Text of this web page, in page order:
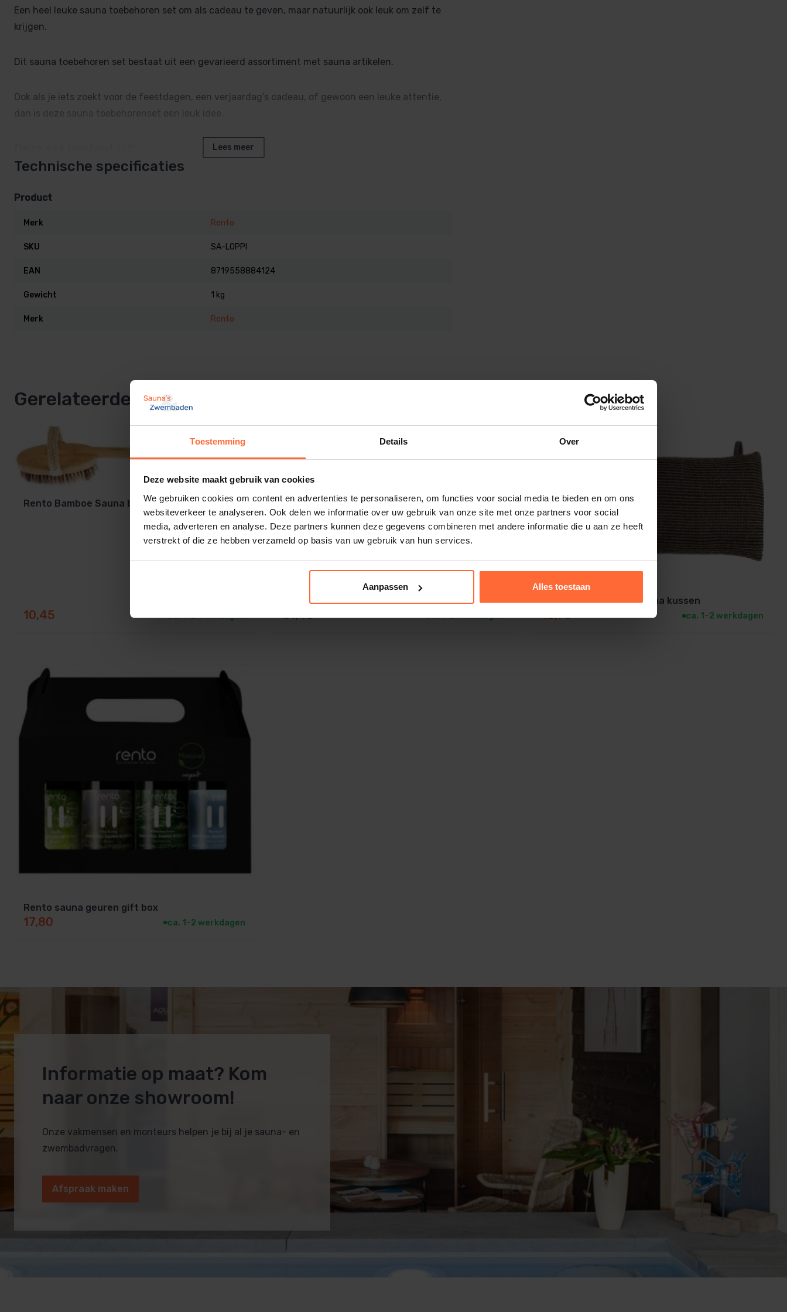
Toestemming Details Over
Deze website maakt gebruik van cookies
We gebruiken cookies om content en advertenties te personaliseren, om functies voor social media te bieden en om ons
websiteverkeer te analyseren. Ook delen we informatie over uw gebruik van onze site met onze partners voor social
media, adverteren en analyse. Deze partners kunnen deze gegevens combineren met andere informatie die u aan ze heeft
verstrekt of die ze hebben verzameld op basis van uw gebruik van hun services.
Aanpassen Alles toestaan
Een heel leuke sauna toebehoren set om als cadeau te geven, maar natuurlijk ook leuk om zelf te
krijgen.
Dit sauna toebehoren set bestaat uit een gevarieerd assortiment met sauna artikelen.
Ook als je iets zoekt voor de feestdagen, een verjaardag’s cadeau, of gewoon een leuke attentie,
dan is deze sauna toebehorenset een leuk idee.
Rento linnen Kenno sauna kussen
Rento Kenno sauna handdoek (50 x 70 cm)
Rento sauna zeep artic pine
Lees meer
Technische specificaties
Product
Merk Rento
SKU SA-LOPPI
EAN 8719558884124
Gewicht 1 kg
Merk Rento
Gerelateerde producten
Rento Bamboe Sauna borstel lang
10,45 ca. 1–2 werkdagen
Rento Kenno sauna Handdoek 90×180 cm
31,45 ca. 1–2 werkdagen
Rento linnen Kenno Sauna kussen
15,70 ca. 1–2 werkdagen
Rento sauna geuren gift box
17,80 ca. 1–2 werkdagen
Informatie op maat? Kom
naar onze showroom!
Onze vakmensen en monteurs helpen je bij al je sauna- en
zwembadvragen.
Afspraak maken